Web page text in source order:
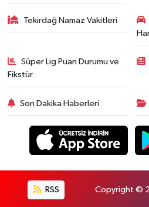
Tekirdağ Namaz Vakitleri
Süper Lig Puan Durumu ve
Fikstür
Son Dakika Haberleri
RSS Copyright ©